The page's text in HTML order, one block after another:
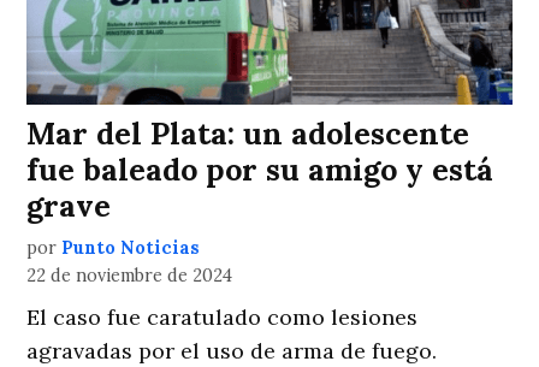
Mar del Plata: un adolescente
fue baleado por su amigo y está
grave
por Punto Noticias
22 de noviembre de 2024
El caso fue caratulado como lesiones
agravadas por el uso de arma de fuego.